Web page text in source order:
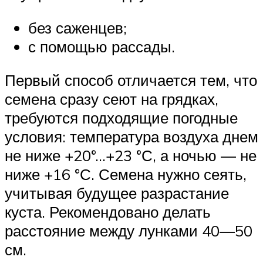
без саженцев;
с помощью рассады.
Первый способ отличается тем, что
семена сразу сеют на грядках,
требуются подходящие погодные
условия: температура воздуха днем
не ниже +20°…+23 °С, а ночью — не
ниже +16 °С. Семена нужно сеять,
учитывая будущее разрастание
куста. Рекомендовано делать
расстояние между лунками 40—50
см.